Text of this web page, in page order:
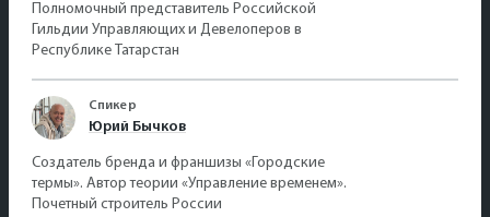
Полномочный представитель Российской
Гильдии Управляющих и Девелоперов в
Республике Татарстан
Спикер
Юрий Бычков
Создатель бренда и франшизы «Городские
термы». Автор теории «Управление временем».
Почетный строитель России